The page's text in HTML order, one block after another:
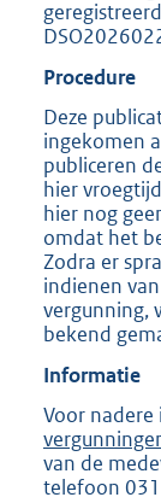
Procedure
Deze
ingekomen
publiceren
hier
hier nog
omdat het
Zodra er
indienen
vergunning,
bekend
Informatie
Voor
van de
telefoon